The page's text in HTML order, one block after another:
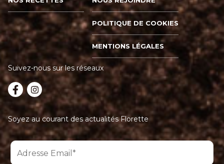
POLITIQUE DE COOKIES
MENTIONS LÉGALES
Suivez-nous sur les réseaux
Soyez au courant des actualités Florette